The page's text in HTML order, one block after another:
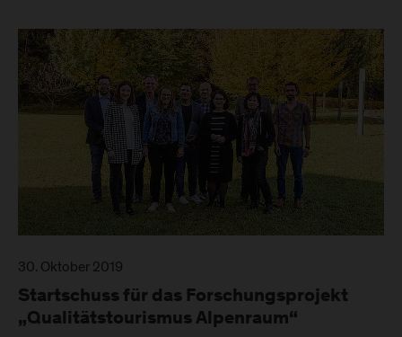
30. Oktober 2019
Startschuss für das Forschungsprojekt
„Qualitätstourismus Alpenraum“